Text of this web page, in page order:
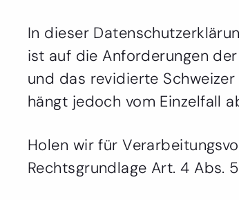
In dieser
ist auf die Anforderungen
und das revidierte
hängt jedoch vom Einzelfall
Holen wir für
Rechtsgrundlage Art. 4 Abs.